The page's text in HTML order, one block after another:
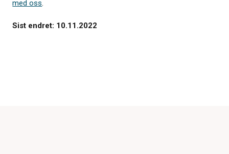
med oss.
Sist endret: 10.11.2022